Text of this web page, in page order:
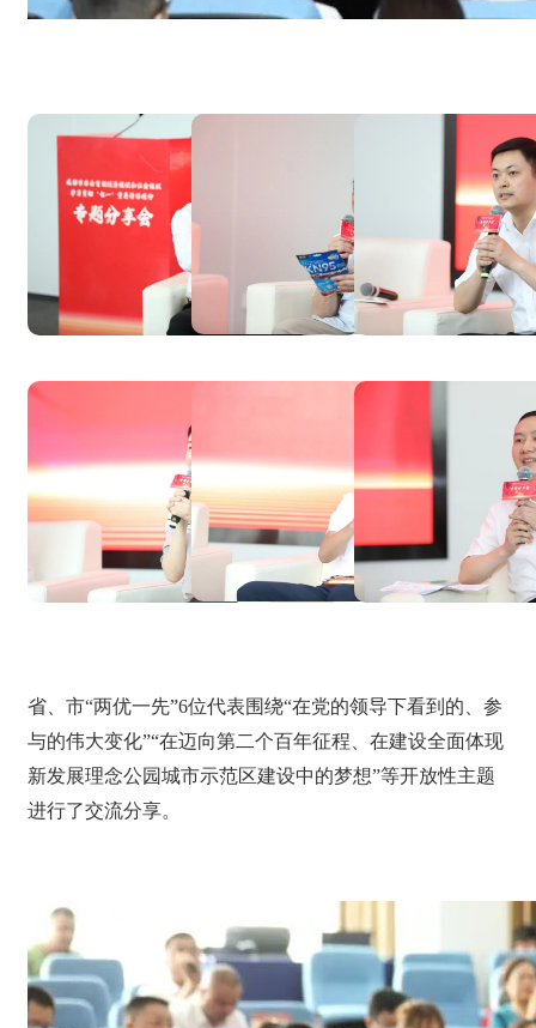
省、市“两优一先”6位代表围绕“在党的领导下看到的、参
与的伟大变化”“在迈向第二个百年征程、在建设全面体现
新发展理念公园城市示范区建设中的梦想”等开放性主题
进行了交流分享。